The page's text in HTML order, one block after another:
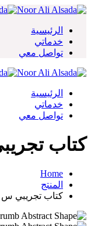
Skip
content الرئيسية
خدماتي
تواصل معي
الرئيسية
خدماتي
تواصل معي
كتاب
Home
المنتج
كتاب تجريبي س